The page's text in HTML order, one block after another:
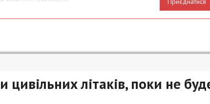
цивільних літаків, поки не